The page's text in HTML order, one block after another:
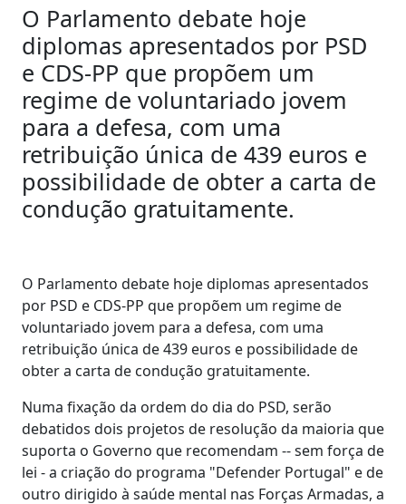
O Parlamento debate hoje
diplomas apresentados por PSD
e CDS-PP que propõem um
regime de voluntariado jovem
para a defesa, com uma
retribuição única de 439 euros e
possibilidade de obter a carta de
condução gratuitamente.
O Parlamento debate hoje diplomas apresentados
por PSD e CDS-PP que propõem um regime de
voluntariado jovem para a defesa, com uma
retribuição única de 439 euros e possibilidade de
obter a carta de condução gratuitamente.
Numa fixação da ordem do dia do PSD, serão
debatidos dois projetos de resolução da maioria que
suporta o Governo que recomendam -- sem força de
lei - a criação do programa "Defender Portugal" e de
outro dirigido à saúde mental nas Forças Armadas, a